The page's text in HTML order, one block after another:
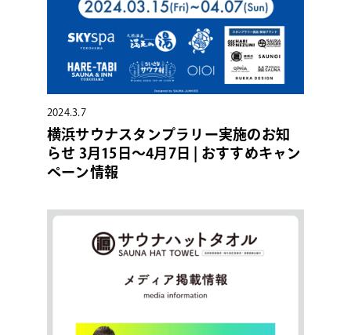
2024.3.7
横浜サウナスタンプラリー実施のお知
らせ 3月15日〜4月7日 | おすすめキャン
ペーン情報